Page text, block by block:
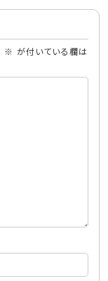
※ が付いている欄は